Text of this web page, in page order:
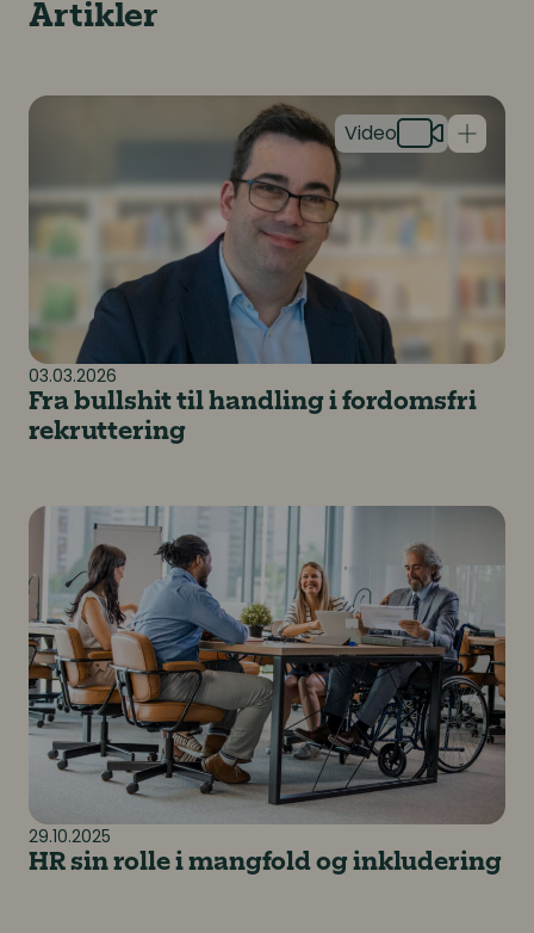
Artikler
03.03.2026
Fra bullshit til handling i fordomsfri
rekruttering
Fra bullshit til handling i fordomsfri rekruttering
29.10.2025
HR sin rolle i mangfold og inkludering
HR sin rolle i mangfold og inkludering